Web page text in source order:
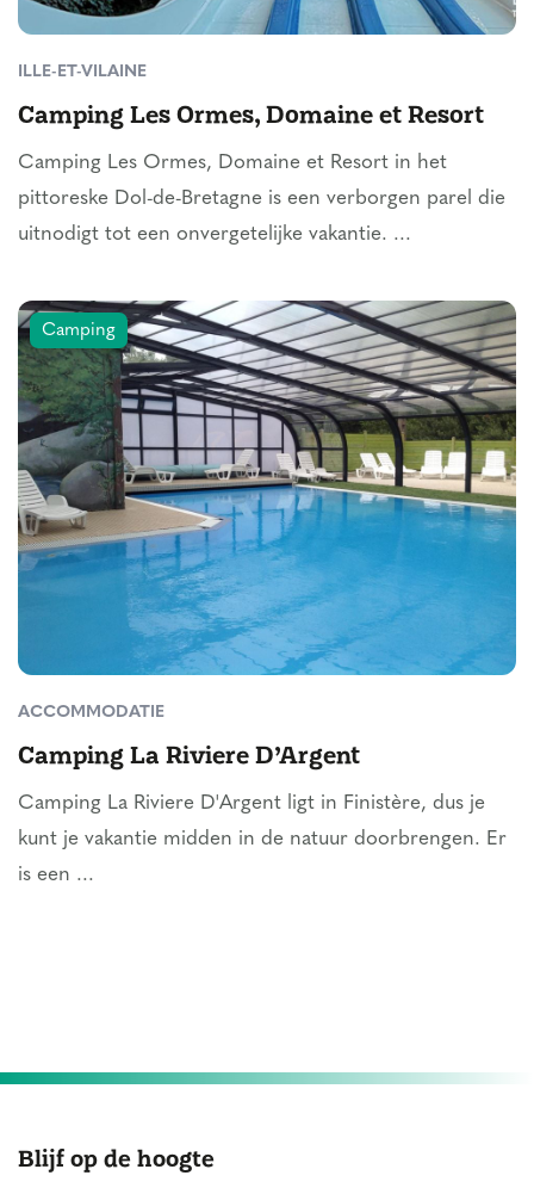
ILLE-ET-VILAINE
Camping Les Ormes, Domaine et Resort
Camping Les Ormes, Domaine et Resort in het
pittoreske Dol-de-Bretagne is een verborgen parel die
uitnodigt tot een onvergetelijke vakantie. ...
Camping
ACCOMMODATIE
Camping La Riviere D’Argent
Camping La Riviere D'Argent ligt in Finistère, dus je
kunt je vakantie midden in de natuur doorbrengen. Er
is een ...
Blijf op de hoogte